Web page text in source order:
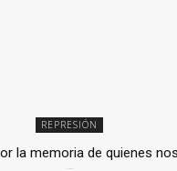
REPRESIÓN
la memoria de quienes